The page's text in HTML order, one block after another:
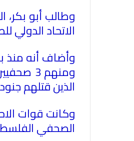
وطالب أبو بكر،
الاتحاد الدولي
الذين قتلهم جنود
وكانت قوات
الصحفي